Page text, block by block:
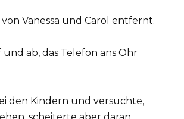
Vanessa und Carol entfernt.
ab, das Telefon ans Ohr
den Kindern und versuchte,